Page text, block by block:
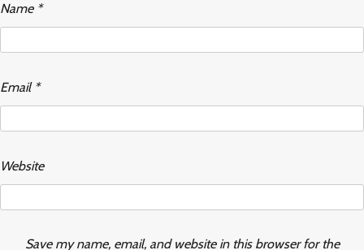
Name *
Email *
Website
Save my name, email, and website in this browser for the